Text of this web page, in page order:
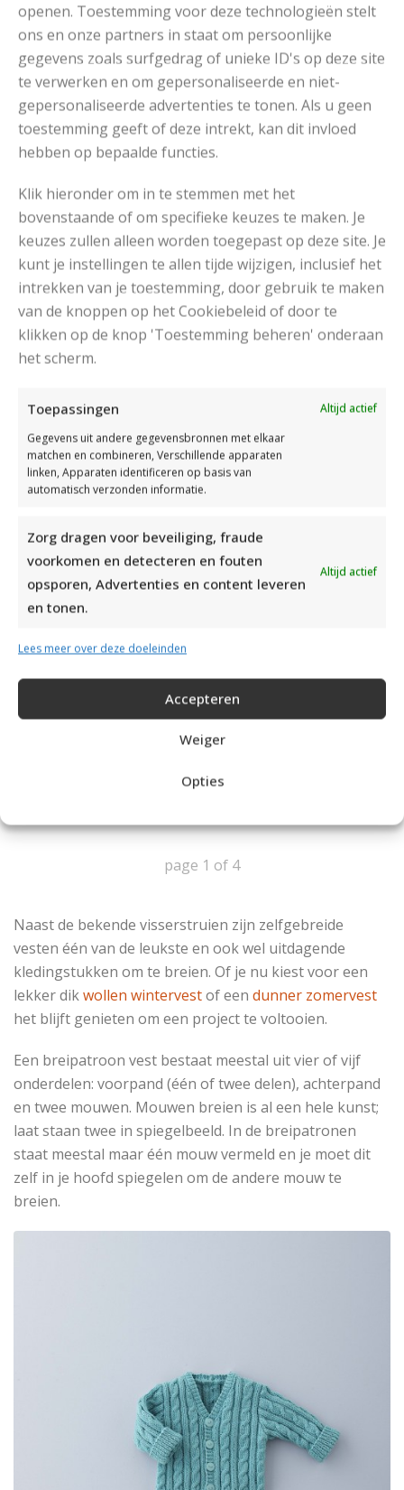
openen. Toestemming voor deze technologieën stelt
ons en onze partners in staat om persoonlijke
gegevens zoals surfgedrag of unieke ID's op deze site
te verwerken en om gepersonaliseerde en niet-
gepersonaliseerde advertenties te tonen. Als u geen
toestemming geeft of deze intrekt, kan dit invloed
hebben op bepaalde functies.
Klik hieronder om in te stemmen met het
bovenstaande of om specifieke keuzes te maken. Je
keuzes zullen alleen worden toegepast op deze site. Je
kunt je instellingen te allen tijde wijzigen, inclusief het
intrekken van je toestemming, door gebruik te maken
van de knoppen op het Cookiebeleid of door te
klikken op de knop 'Toestemming beheren' onderaan
het scherm.
Toepassingen
Altijd actief
Gegevens uit andere gegevensbronnen met elkaar
matchen en combineren, Verschillende apparaten
linken, Apparaten identificeren op basis van
automatisch verzonden informatie.
Zorg dragen voor beveiliging, fraude
voorkomen en detecteren en fouten
opsporen, Advertenties en content leveren
en tonen.
Altijd actief
Lees meer over deze doeleinden
Accepteren
Weiger
Opties
GEBREID DAMESVEST MET RAGLANMOUWEN
HERENVEST MET SJAALKRAAG IN EENVOUDIG
KABELPATROON
met sjaalkraag in eenvoudig kabelpatroon breien.
Ideaal patroon voor beginners en gevorderden.
Read More
page 1 of 4
Naast de bekende visserstruien zijn zelfgebreide
vesten één van de leukste en ook wel uitdagende
kledingstukken om te breien. Of je nu kiest voor een
lekker dikwollen wintervestof een dunner zomervest
het blijft genieten om een project te voltooien.
Een breipatroon vest bestaat meestal uit vier of vijf
onderdelen: voorpand (één of twee delen), achterpand
en twee mouwen. Mouwen breien is al een hele kunst;
laat staan twee in spiegelbeeld. In de breipatronen
staat meestal maar één mouw vermeld en je moet dit
zelf in je hoofd spiegelen om de andere mouw te
breien.